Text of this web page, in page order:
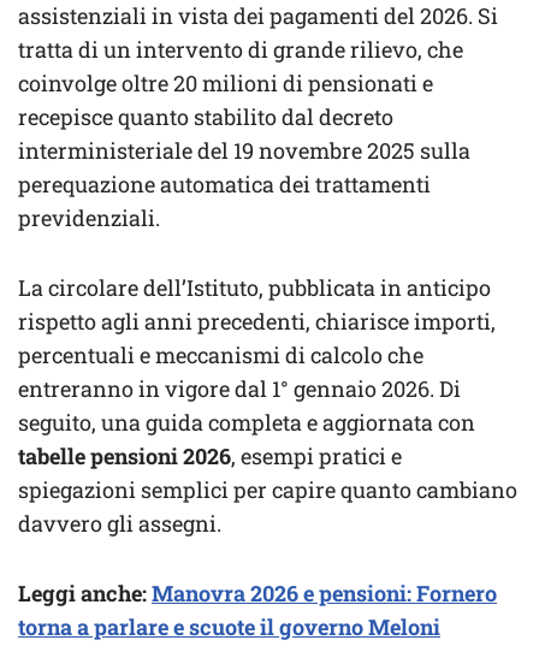
assistenziali in vista dei pagamenti del 2026. Si
tratta di un intervento di grande rilievo, che
coinvolge oltre 20 milioni di pensionati e
recepisce quanto stabilito dal decreto
interministeriale del 19 novembre 2025 sulla
perequazione automatica dei trattamenti
previdenziali.
La circolare dell’Istituto, pubblicata in anticipo
rispetto agli anni precedenti, chiarisce importi,
percentuali e meccanismi di calcolo che
entreranno in vigore dal 1° gennaio 2026. Di
seguito, una guida completa e aggiornata con
tabelle pensioni 2026, esempi pratici e
spiegazioni semplici per capire quanto cambiano
davvero gli assegni.
Leggi anche:Manovra 2026 e pensioni: Fornero
torna a parlare e scuote il governo Meloni